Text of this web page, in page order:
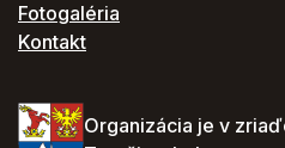
Fotogaléria
Kontakt
Organizácia je v